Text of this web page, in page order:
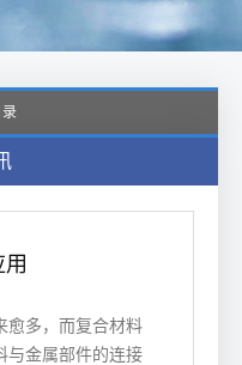
录
愈多，而复合材料
与金属部件的连接